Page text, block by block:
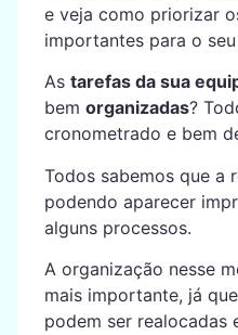
e veja como priorizar
importantes para o
As tarefas da sua
bem organizadas?
cronometrado e bem
Todos sabemos que a
podendo aparecer
alguns processos.
A organização nesse
mais importante, já
podem ser realocadas